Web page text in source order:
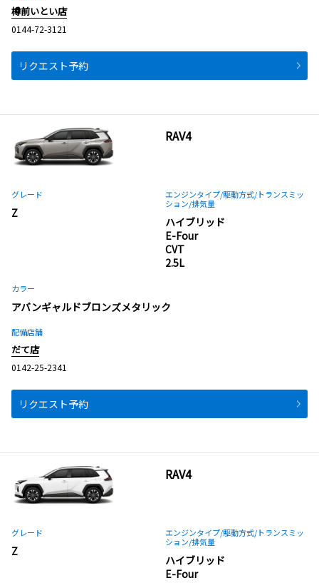
樽前いとい店
0144-72-3121
リクエスト予約
RAV4
グレード
Z
エンジンタイプ/駆動方式/トランスミッ
ション/排気量
ハイブリッド
E-Four
CVT
2.5L
カラー
アバンギャルドブロンズメタリック
配備店舗
だて店
0142-25-2341
リクエスト予約
RAV4
グレード
Z
エンジンタイプ/駆動方式/トランスミッ
ション/排気量
ハイブリッド
E-Four